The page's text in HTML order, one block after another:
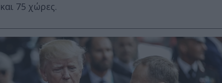
και 75 χώρες.